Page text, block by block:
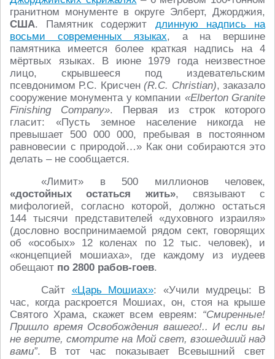
гранитном монументе в округе Элберт, Джорджия,
США. Памятник содержит длинную надпись на
восьми современных языках, а на вершине
памятника имеется более краткая надпись на 4
мёртвых языках. В июне 1979 года неизвестное
лицо, скрывшееся под издевательским
псевдонимом Р.С. Крисчен(R.C. Christian), заказало
сооружение монумента у компании «Elberton Granite
Finishing Company». Первая из строк которого
гласит: «Пусть земное население никогда не
превышает 500 000 000, пребывая в постоянном
равновесии с природой…» Как они собираются это
делать – не сообщается.
«Лимит» в 500 миллионов человек,
«достойных остаться жить», связывают с
мифологией, согласно которой, должно остаться
144 тысячи представителей «духовного израиля»
(дословно воспринимаемой рядом сект, говорящих
об «особых» 12 коленах по 12 тыс. человек), и
«концепцией мошиаха», где каждому из иудеев
обещают по 2800 рабов-гоев.
Сайт «Царь Мошиах»: «Учили мудрецы: В
час, когда раскроется Мошиах, он, стоя на крыше
Святого Храма, скажет всем евреям: “Смиренные!
Пришло время Освобождения вашего!.. И если вы
не верите, смотрите на Мой свет, взошедший над
вами”. В тот час показывает Всевышний свет